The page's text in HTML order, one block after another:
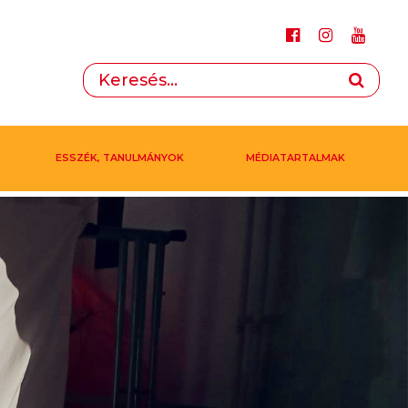
ESSZÉK, TANULMÁNYOK MÉDIATARTALMAK